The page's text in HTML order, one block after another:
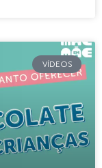
VÍDEOS